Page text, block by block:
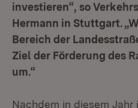
investieren“, so
Hermann in Stuttgart.
Bereich der
Ziel der Förderung des
um.“
Nachdem in diesem Jahr